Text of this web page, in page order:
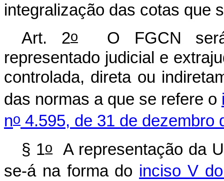
integralização das cotas que
Art. 2oO FGCN será
representado judicial e
controlada, direta ou
das normas a que se refere o
no 4.595, de 31 de dezembro
§ 1oA representação da
se-á na forma do inciso V